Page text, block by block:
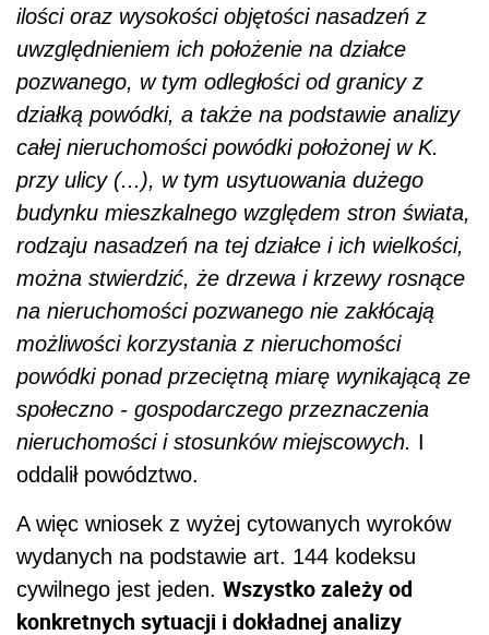
ilości oraz wysokości objętości nasadzeń z
uwzględnieniem ich położenie na działce
pozwanego, w tym odległości od granicy z
działką powódki, a także na podstawie analizy
całej nieruchomości powódki położonej w K.
przy ulicy (...), w tym usytuowania dużego
budynku mieszkalnego względem stron świata,
rodzaju nasadzeń na tej działce i ich wielkości,
można stwierdzić, że drzewa i krzewy rosnące
na nieruchomości pozwanego nie zakłócają
możliwości korzystania z nieruchomości
powódki ponad przeciętną miarę wynikającą ze
społeczno - gospodarczego przeznaczenia
nieruchomości i stosunków miejscowych. I
oddalił powództwo.
A więc wniosek z wyżej cytowanych wyroków
wydanych na podstawie art. 144 kodeksu
cywilnego jest jeden. Wszystko zależy od
konkretnych sytuacji i dokładnej analizy